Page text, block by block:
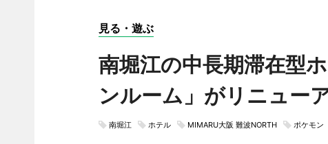
見る・遊ぶ
南堀江の中長期滞在型
ンルーム」がリニュー
南堀江 ホテル MIMARU大阪 難波NORTH ポケモン